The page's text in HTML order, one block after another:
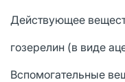
Действующее
гозерелин (в виде
Вспомогательные